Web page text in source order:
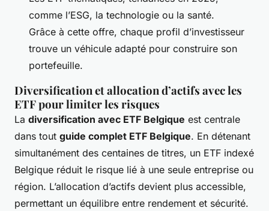
comme l’ESG, la technologie ou la santé.
Grâce à cette offre, chaque profil d’investisseur
trouve un véhicule adapté pour construire son
portefeuille.
Diversification et allocation d’actifs avec les
ETF pour limiter les risques
La diversification avec ETF Belgique est centrale
dans tout guide complet ETF Belgique. En détenant
simultanément des centaines de titres, un ETF indexé
Belgique réduit le risque lié à une seule entreprise ou
région. L’allocation d’actifs devient plus accessible,
permettant un équilibre entre rendement et sécurité.